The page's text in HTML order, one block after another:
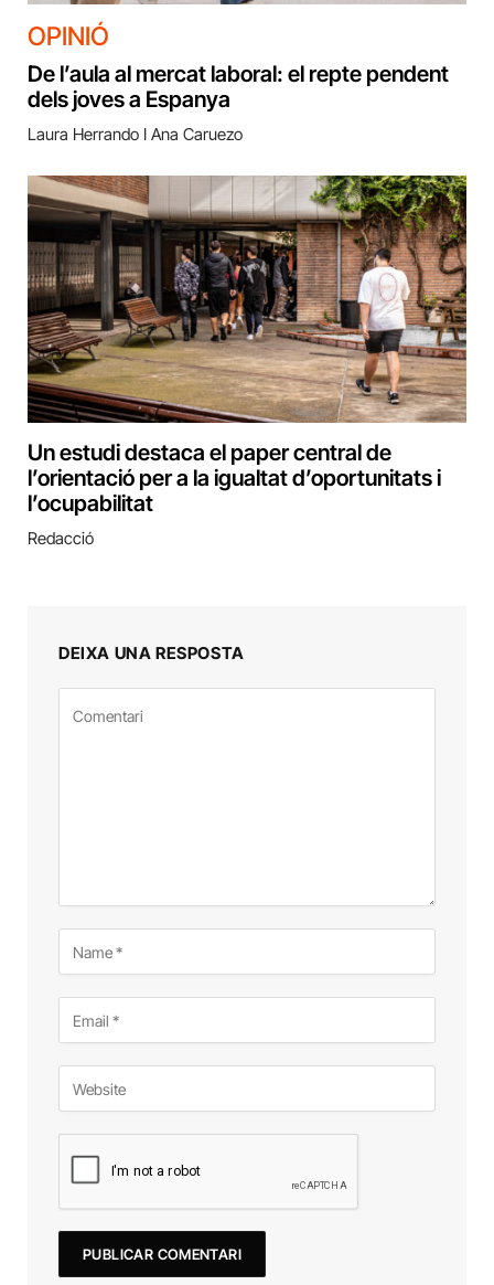
OPINIÓ
De l’aula al mercat laboral: el repte pendent
dels joves a Espanya
Laura Herrando I Ana Caruezo
Un estudi destaca el paper central de
l’orientació per a la igualtat d’oportunitats i
l’ocupabilitat
Redacció
DEIXA UNA RESPOSTA